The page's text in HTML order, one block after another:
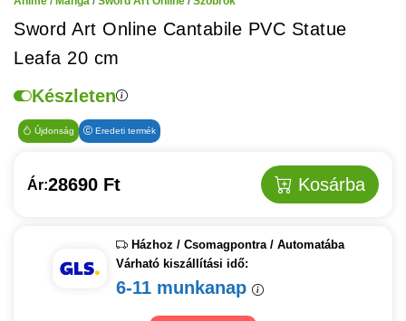
Sword Art Online Cantabile PVC Statue
Leafa 20 cm
Készleten
Újdonság Eredeti termék
Ár:28690 Ft Kosárba
Házhoz / Csomagpontra / Automatába
Várható kiszállítási idő:
6-11 munkanap